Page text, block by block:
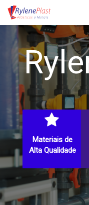
Materiais de
Alta Qualidade